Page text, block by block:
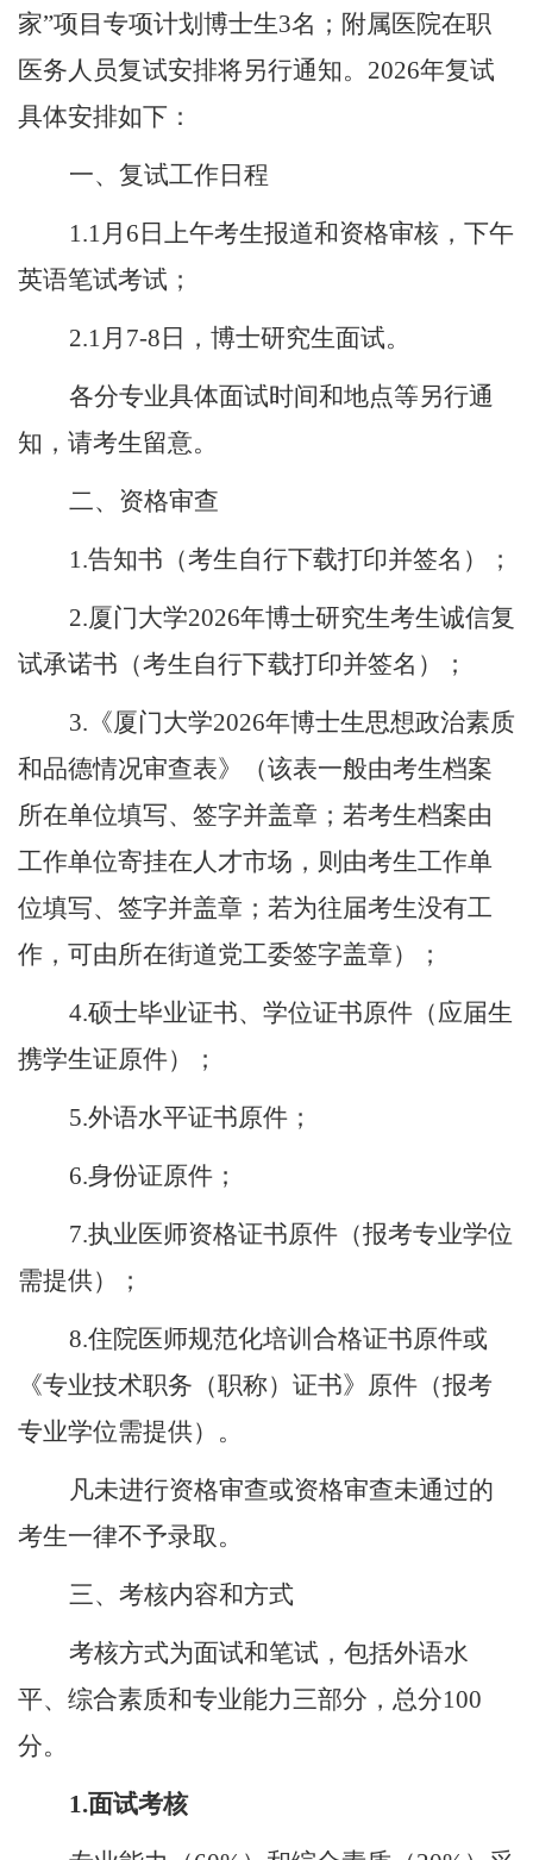
家”项目专项计划博士生3名；附属医院在职
医务人员复试安排将另行通知。 2026年复试
具体安排如下：
一、复试工作日程
1.1月 6 日上午考生报道和资格审核，下午
英语笔试考试；
2.1月 7-8 日，博士研究生面试。
各分专业具体面试时间和地点等另行通
知，请考生留意。
二、资格审查
1.告知书（考生自行下载打印并签名）；
2.厦门大学2026年博士研究生考生诚信复
试承诺书（考生自行下载打印并签名）；
3. 《厦门大学2026年博士生思想政治素质
和品德情况审查表》（该表一般由考生档案
所在单位填写、签字并盖章；若考生档案由
工作单位寄挂在人才市场，则由考生工作单
位填写、签字并盖章；若为往届考生没有工
作，可由所在街道党工委签字盖章）；
4.硕士毕业证书、学位证书原件（应届生
携学生证原件）；
5.外语水平证书原件；
6.身份证原件；
7.执业医师资格证书原件（报考专业学位
需提供）；
8.住院医师规范化培训合格证书原件或
《专业技术职务（职称）证书》原件（报考
专业学位需提供）。
凡未进行资格审查或资格审查未通过的
考生一律不予录取。
三、考核内容和方式
考核方式为面试和笔试，包括外语水
平、综合素质和专业能力三部分，总分100
分。
1.面试考核